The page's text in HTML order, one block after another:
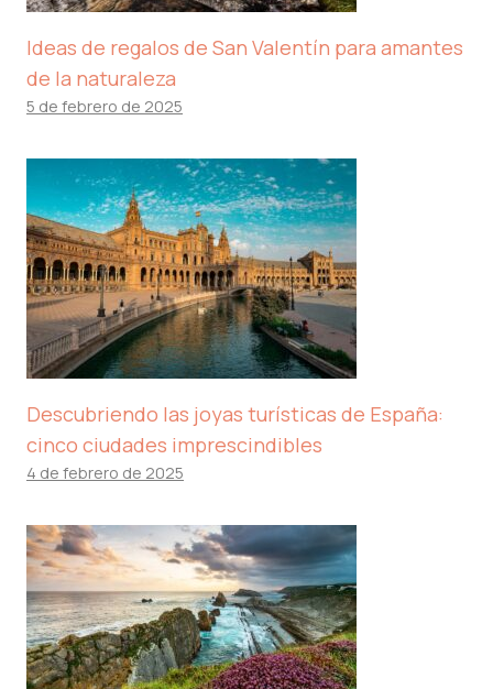
Ideas de regalos de San Valentín para amantes
de la naturaleza
5 de febrero de 2025
Descubriendo las joyas turísticas de España:
cinco ciudades imprescindibles
4 de febrero de 2025